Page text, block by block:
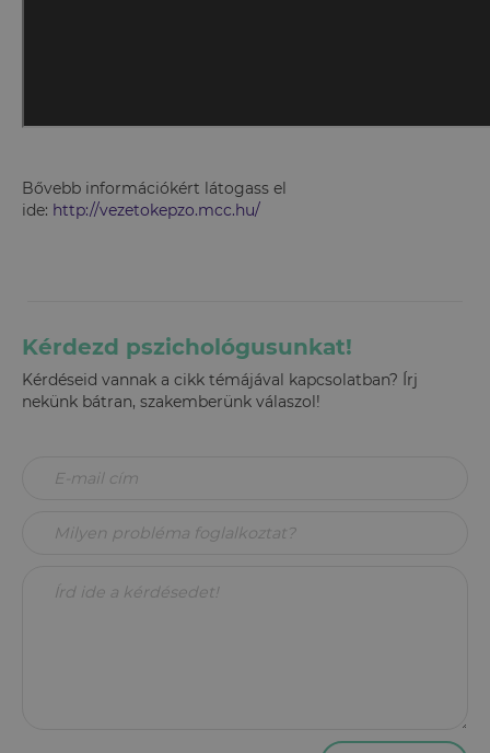
Bővebb információkért látogass el
ide: http://vezetokepzo.mcc.hu/
Kérdezd pszichológusunkat!
Kérdéseid vannak a cikk témájával kapcsolatban? Írj
nekünk bátran, szakemberünk válaszol!